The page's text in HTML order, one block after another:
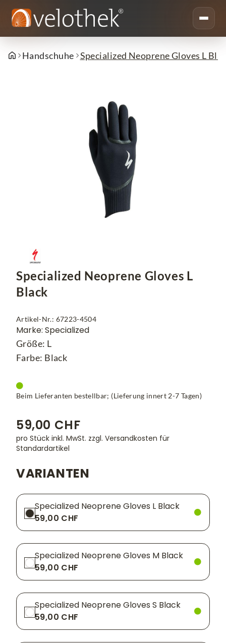
Handschuhe Specialized Neoprene Gloves L
Specialized Neoprene Gloves L
Black
Artikel-Nr.: 67223-4504
Marke: Specialized
Größe: L
Farbe: Black
Beim Lieferanten bestellbar; (Lieferung innert 2-7 Tagen)
59,00 CHF
pro Stück inkl. MwSt. zzgl. Versandkosten für
Standardartikel
VARIANTEN
Specialized Neoprene Gloves L Black
59,00 CHF
Specialized Neoprene Gloves M Black
59,00 CHF
Specialized Neoprene Gloves S Black
59,00 CHF